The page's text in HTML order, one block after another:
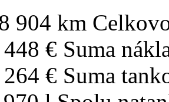
904 km
€ Suma
€ Suma